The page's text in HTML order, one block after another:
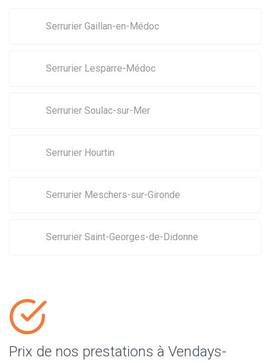
Serrurier Gaillan-en-Médoc
Serrurier Lesparre-Médoc
Serrurier Soulac-sur-Mer
Serrurier Hourtin
Serrurier Meschers-sur-Gironde
Serrurier Saint-Georges-de-Didonne
Prix de nos prestations à Vendays-